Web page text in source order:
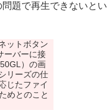
題で再生できないとい
ットボタン
ーバーに接
）の画
リーズの仕
じたファイ
めとのこと